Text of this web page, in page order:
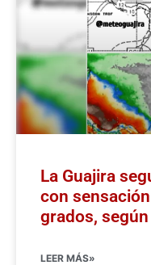
La Guajira
con
grados,
LEER MÁS»